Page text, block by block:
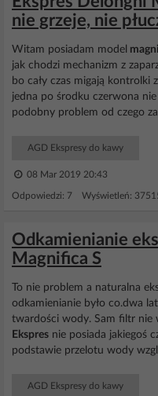
nie grzeje, nie
Witam posiadam model
jak chodzi mechanizm z
bo cały czas migają kontrolki
jedna po środku czerwona nie
podobny problem od czego
AGD Ekspresy do kawy
08 Mar 2019 20:43
Odpowiedzi: 7 Wyświetleń:
Odkamienianie
Magnifica S
To nie problem a naturalna
odkamienianie było co.dwa
twardości wody. Sam filtr nie
Ekspres nie posiada jakiegoś
podstawie przelotu wody
AGD Ekspresy do kawy